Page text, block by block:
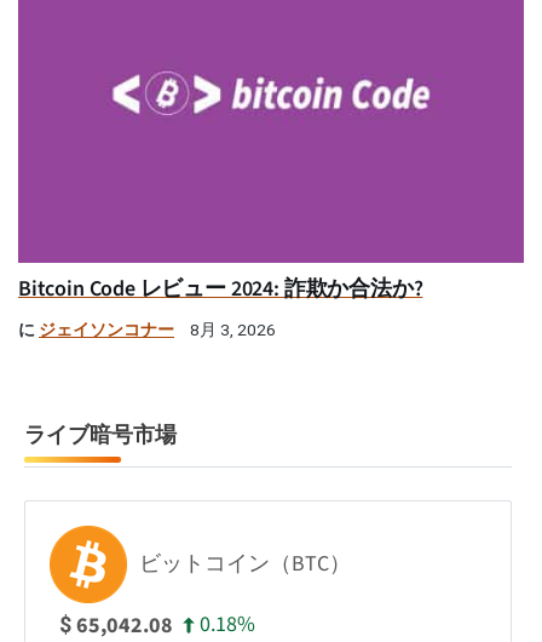
Bitcoin Code レビュー 2024: 詐欺か合法か?
に ジェイソンコナー 8月 3, 2026
ライブ暗号市場
ビットコイン（BTC）
$65,042.08 0.18%